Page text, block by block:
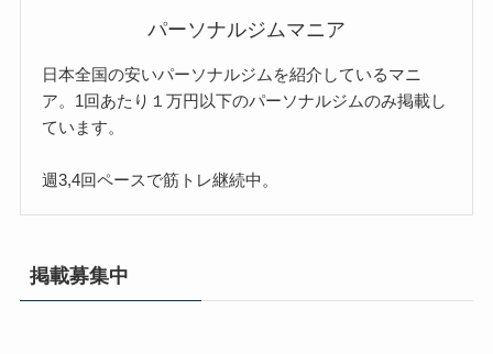
パーソナルジムマニア
日本全国の安いパーソナルジムを紹介しているマニ
ア。1回あたり１万円以下のパーソナルジムのみ掲載し
ています。
週3,4回ペースで筋トレ継続中。
掲載募集中